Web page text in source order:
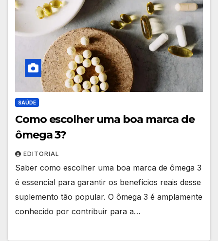
SAÚDE
Como escolher uma boa marca de
ômega 3?
EDITORIAL
Saber como escolher uma boa marca de ômega 3
é essencial para garantir os benefícios reais desse
suplemento tão popular. O ômega 3 é amplamente
conhecido por contribuir para a…